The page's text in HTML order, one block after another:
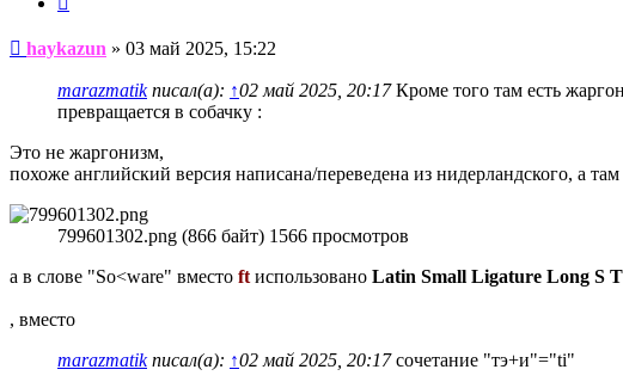
Сообщение
haykazun » 03 май 2025, 15:22
marazmatikписал(а): ↑02 май 2025, 20:17Кроме того там есть
превращается в собачку :
Это не жаргонизм,
похоже английский версия написана/переведена из нидерландского, а
799601302.png (866 байт) 1566 просмотров
а в слове "So<ware" вместо ft использовано Latin Small Ligature Long S
, вместо
marazmatikписал(а): ↑02 май 2025, 20:17сочетание "тэ+и"="ti"